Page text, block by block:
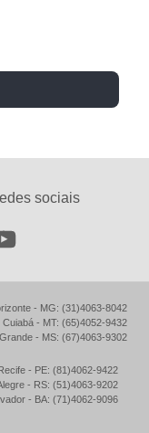
sociais
- MG: (31)4063-8042
Cuiabá - MT: (65)4052-9432
- MS: (67)4063-9302
- PE: (81)4062-9422
- RS: (51)4063-9202
- BA: (71)4062-9096